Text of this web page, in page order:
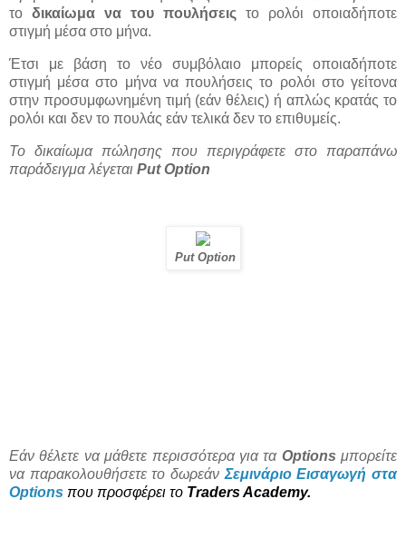
το δικαίωμα να του πουλήσεις το ρολόι οποιαδήποτε
στιγμή μέσα στο μήνα.
Έτσι με βάση το νέο συμβόλαιο μπορείς οποιαδήποτε
στιγμή μέσα στο μήνα να πουλήσεις το ρολόι στο γείτονα
στην προσυμφωνημένη τιμή (εάν θέλεις) ή απλώς κρατάς το
ρολόι και δεν το πουλάς εάν τελικά δεν το επιθυμείς.
Το δικαίωμα πώλησης που περιγράφετε στο παραπάνω
παράδειγμα λέγεται Put Option
Put Option
Εάν θέλετε να μάθετε περισσότερα για τα Options μπορείτε
να παρακολουθήσετε το δωρεάν Σεμινάριο Εισαγωγή στα
Options που προσφέρει το Traders Academy.